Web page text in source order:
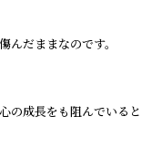
だままなのです。
の成長をも阻んでいると